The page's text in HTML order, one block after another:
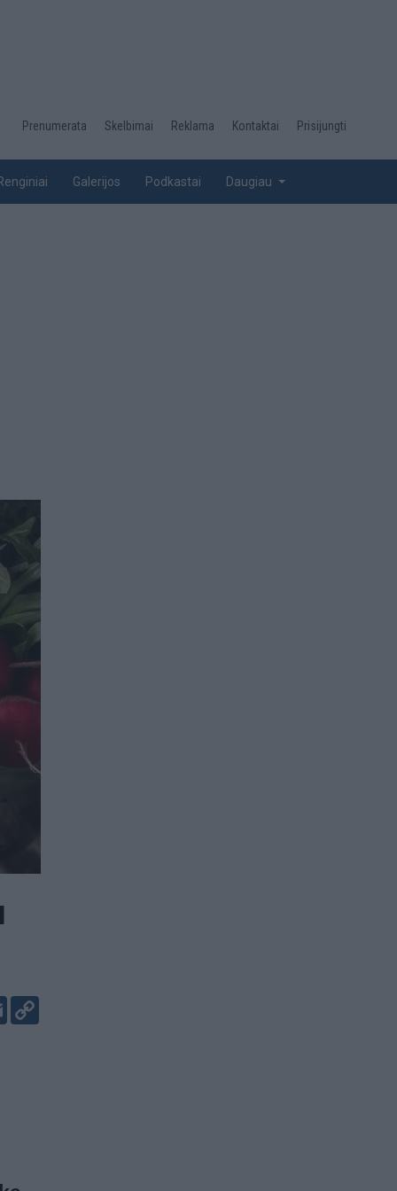
Desktop
top
Prenumerata Skelbimai Reklama Kontaktai Prisijungti
Galerijos Podkastai Daugiau
Email